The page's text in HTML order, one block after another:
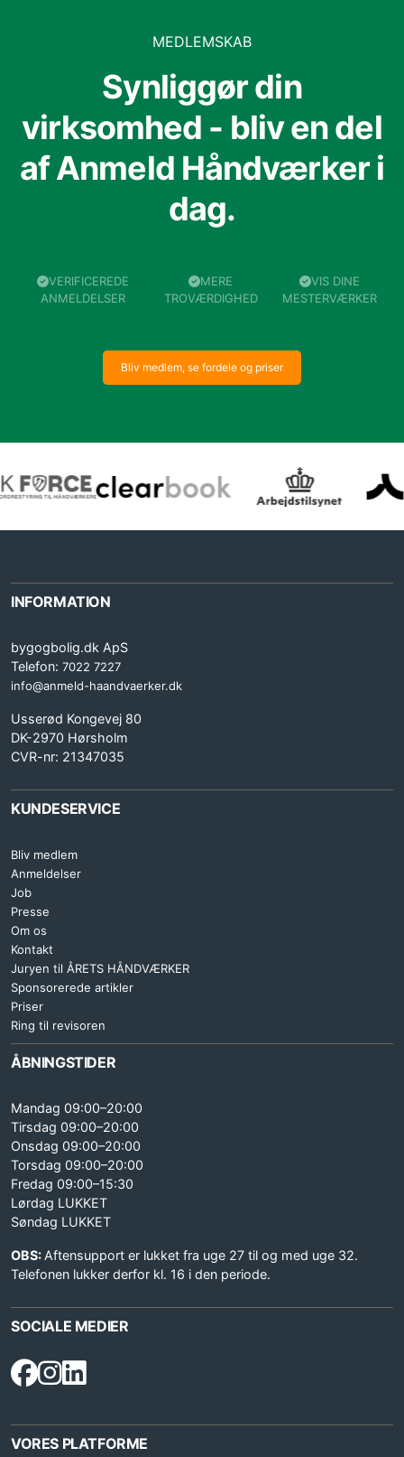
MEDLEMSKAB
Synliggør din
virksomhed - bliv en del
af Anmeld Håndværker i
dag.
VERIFICEREDE
ANMELDELSER
MERE
TROVÆRDIGHED
VIS DINE
MESTERVÆRKER
Bliv medlem, se fordele og priser
INFORMATION
bygogbolig.dk ApS
Telefon: 7022 7227
info@anmeld-haandvaerker.dk
Usserød Kongevej 80
DK-2970 Hørsholm
CVR-nr: 21347035
KUNDESERVICE
Bliv medlem
Anmeldelser
Job
Presse
Om os
Kontakt
Juryen til ÅRETS HÅNDVÆRKER
Sponsorerede artikler
Priser
Ring til revisoren
ÅBNINGSTIDER
Mandag 09:00–20:00
Tirsdag 09:00–20:00
Onsdag 09:00–20:00
Torsdag 09:00–20:00
Fredag 09:00–15:30
Lørdag LUKKET
Søndag LUKKET
OBS: Aftensupport er lukket fra uge 27 til og med uge 32.
Telefonen lukker derfor kl. 16 i den periode.
SOCIALE MEDIER
VORES PLATFORME